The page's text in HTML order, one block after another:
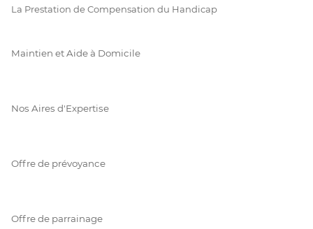
La Prestation de Compensation du Handicap
Maintien et Aide à Domicile
Nos Aires d'Expertise
Offre de prévoyance
Offre de parrainage